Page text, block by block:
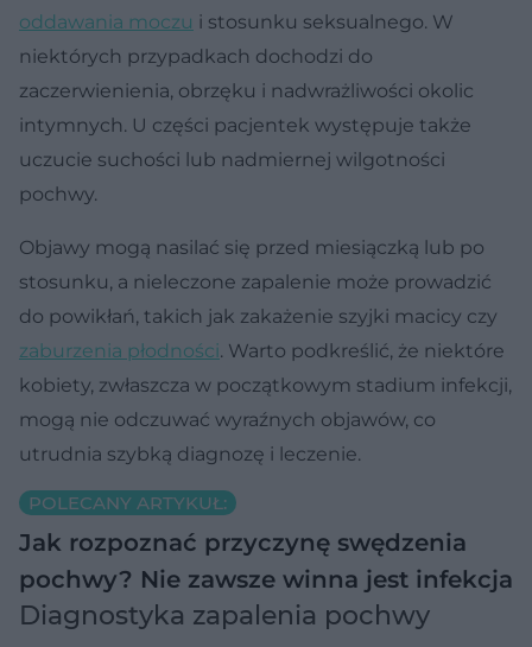
oddawania moczu i stosunku seksualnego. W
niektórych przypadkach dochodzi do
zaczerwienienia, obrzęku i nadwrażliwości okolic
intymnych. U części pacjentek występuje także
uczucie suchości lub nadmiernej wilgotności
pochwy.
Objawy mogą nasilać się przed miesiączką lub po
stosunku, a nieleczone zapalenie może prowadzić
do powikłań, takich jak zakażenie szyjki macicy czy
zaburzenia płodności. Warto podkreślić, że niektóre
kobiety, zwłaszcza w początkowym stadium infekcji,
mogą nie odczuwać wyraźnych objawów, co
utrudnia szybką diagnozę i leczenie.
POLECANY ARTYKUŁ:
Jak rozpoznać przyczynę swędzenia
pochwy? Nie zawsze winna jest infekcja
Diagnostyka zapalenia pochwy